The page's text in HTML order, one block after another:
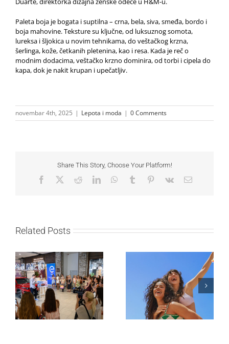
Paleta boja je bogata i suptilna – crna, bela, siva, smeđa, bordo i
boja mahovine. Teksture su ključne, od luksuznog somota,
lureksa i šljokica u novim tehnikama, do veštačkog krzna,
šerlinga, kože, četkanih pletenina, kao i resa. Kada je reč o
modnim dodacima, veštačko krzno dominira, od torbi i cipela do
kapa, dok je nakit krupan i upečatljiv.
novembar 4th, 2025 | Lepota i moda | 0 Comments
Share This Story, Choose Your Platform!
Facebook RedditLinkedInWhatsApp
Tumblr Pinterest
Vk Email
Related Posts
Lilly Drogerie proslavile
10. online rođendan,
uručile automobil
Citroën C3 i najavile
saradnju sa
šampionkom Andreom
Leto menja naše navike
– vreme je da
promenite i beauty
rutinu